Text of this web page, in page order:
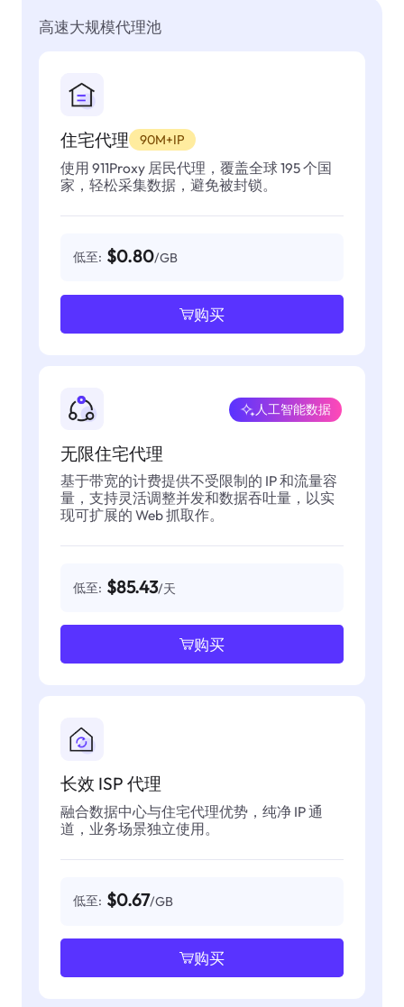
高速大规模代理池
住宅代理 90M+IP
使用 911Proxy 居民代理，覆盖全球 195 个国
家，轻松采集数据，避免被封锁。
低至: $0.80/GB
购买
无限住宅代理
人工智能数据
基于带宽的计费提供不受限制的 IP 和流量容
量，支持灵活调整并发和数据吞吐量，以实
现可扩展的 Web 抓取作。
低至: $85.43/天
购买
长效 ISP 代理
融合数据中心与住宅代理优势，纯净 IP 通
道，业务场景独立使用。
低至: $0.67/GB
购买